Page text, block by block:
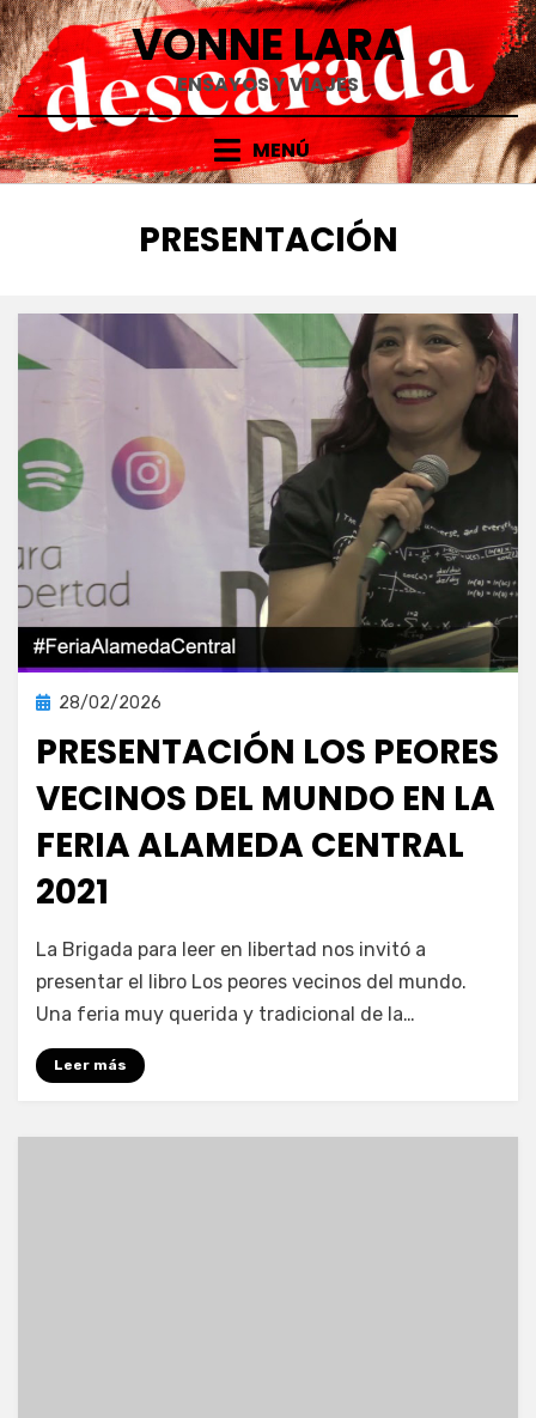
Saltar
al
contenido
VONNE LARA
ENSAYOS Y VIAJES
MENÚ
ETIQUETA
:
PRESENTACIÓN
Publicada
28/02/2026
PRESENTACIÓN LOS PEORES
VECINOS DEL MUNDO EN LA
FERIA ALAMEDA CENTRAL
2021
por vonnelara
Deja un comentario
Los
peores
La Brigada para leer en libertad nos invitó a
presentar el libro Los peores vecinos del mundo.
Una feria muy querida y tradicional de la…
Leer más